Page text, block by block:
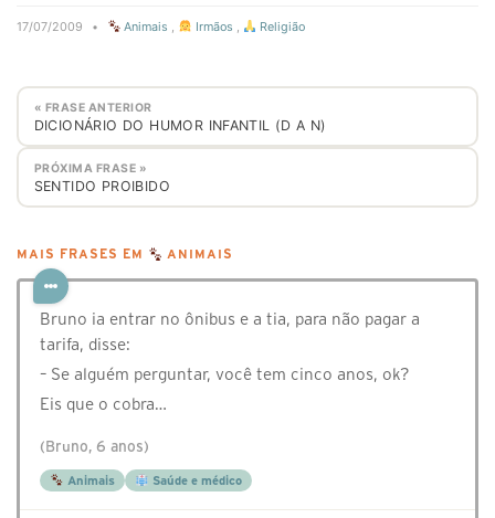
17/07/2009 • Animais , Irmãos , Religião
« FRASE ANTERIOR
DICIONÁRIO DO HUMOR INFANTIL (D A N)
PRÓXIMA FRASE »
SENTIDO PROIBIDO
MAIS FRASES EM ANIMAIS
Bruno ia entrar no ônibus e a tia, para não pagar a
tarifa, disse:
– Se alguém perguntar, você tem cinco anos, ok?
Eis que o cobra…
(Bruno, 6 anos)
Animais Saúde e médico